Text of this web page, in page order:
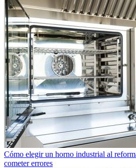
Cómo elegir un horno industrial al
cometer errores